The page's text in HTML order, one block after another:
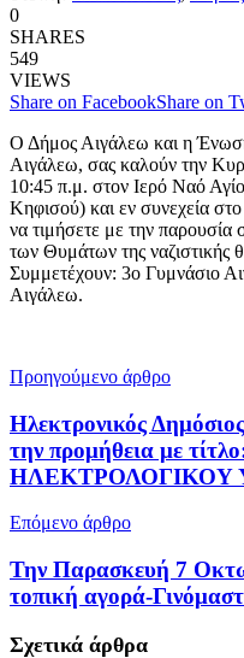
0
SHARES
549
VIEWS
Share on FacebookShare on
Ο Δήμος Αιγάλεω και η
Αιγάλεω, σας καλούν την
10:45 π.μ. στον Ιερό Ναό
Κηφισού) και εν συνεχεία
να τιμήσετε με την παρουσία
των Θυμάτων της ναζιστικής
Συμμετέχουν: 3ο Γυμνάσιο
Αιγάλεω.
Προηγούμενο άρθρο
Ηλεκτρονικός
την προμήθεια με
ΗΛΕΚΤΡΟΛΟΓΙΚΟΥ
Επόμενο άρθρο
Την Παρασκευή 7
τοπική αγορά-
Σχετικά άρθρα